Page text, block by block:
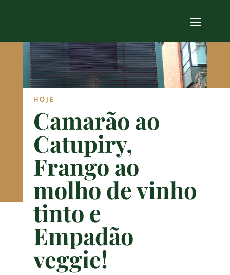
HOJE
Camarão ao
Catupiry,
Frango ao
molho de vinho
tinto e
Empadão
veggie!